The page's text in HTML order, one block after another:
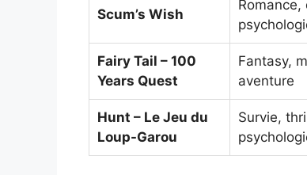
Scum’s Wish
Romance,
Fairy Tail – 100
Years Quest
Fantasy,
aventure
Hunt – Le Jeu du
Loup-Garou
Survie,